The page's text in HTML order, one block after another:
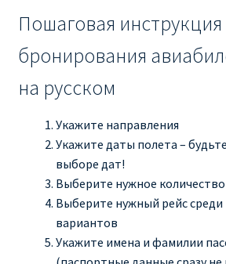
Пошаговая инструкция
бронирования
на русском
Укажите направления
Укажите даты полета –
выборе дат!
Выберите нужное
Выберите нужный рейс
вариантов
Укажите имена и фамилии